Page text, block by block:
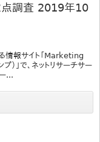
点調査 2019年10
る情報サイト「Marketing
）」で、ネットリサーチサー
...